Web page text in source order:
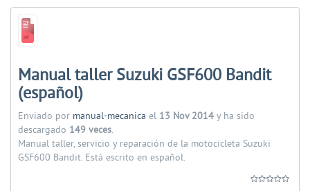
Manual taller Suzuki GSF600 Bandit
(español)
Enviado por manual-mecanica el 13 Nov 2014 y ha sido
descargado 149 veces.
Manual taller, servicio y reparación de la motocicleta Suzuki
GSF600 Bandit. Está escrito en español.